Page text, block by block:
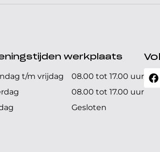
werkplaats
t/m vrijdag
08.00 tot 17.00 uur
08.00 tot 17.00 uur
Gesloten